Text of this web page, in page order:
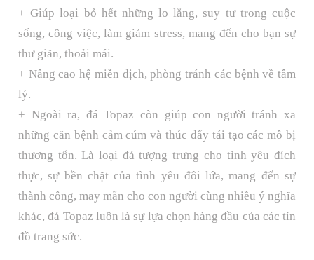
+ Giúp loại bỏ hết những lo lắng, suy tư trong cuộc
sống, công việc, làm giảm stress, mang đến cho bạn sự
thư giãn, thoải mái.
+ Nâng cao hệ miễn dịch, phòng tránh các bệnh về tâm
lý.
+ Ngoài ra, đá Topaz còn giúp con người tránh xa
những căn bệnh cảm cúm và thúc đẩy tái tạo các mô bị
thương tổn. Là loại đá tượng trưng cho tình yêu đích
thực, sự bền chặt của tình yêu đôi lứa, mang đến sự
thành công, may mắn cho con người cùng nhiều ý nghĩa
khác,đá Topaz luôn là sự lựa chọn hàng đầu của các tín
đồ trang sức.